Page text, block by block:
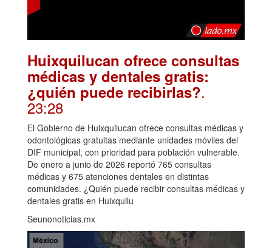
Huixquilucan ofrece consultas
médicas y dentales gratis:
¿quién puede recibirlas?.
23:28
El Gobierno de Huixquilucan ofrece consultas médicas y
odontológicas gratuitas mediante unidades móviles del
DIF municipal, con prioridad para población vulnerable.
De enero a junio de 2026 reportó 765 consultas
médicas y 675 atenciones dentales en distintas
comunidades. ¿Quién puede recibir consultas médicas y
dentales gratis en Huixquilu
Seunonoticias.mx